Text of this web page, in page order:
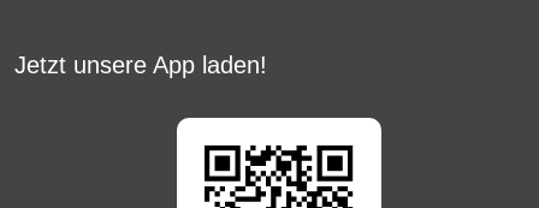
Jetzt unsere App laden!